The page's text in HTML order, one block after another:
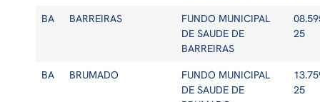
BA BARREIRAS
FUNDO MUNICIPAL
DE SAUDE DE
BARREIRAS
25
BA BRUMADO
FUNDO MUNICIPAL
DE SAUDE DE
25